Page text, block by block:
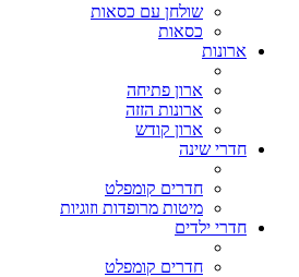
שולחן עם כסאות
כסאות
ארונות
ארון פתיחה
ארונות הזזה
ארון קודש
חדרי שינה
חדרים קומפלט
מיטות מרופדות וזוגיות
חדרי ילדים
חדרים קומפלט